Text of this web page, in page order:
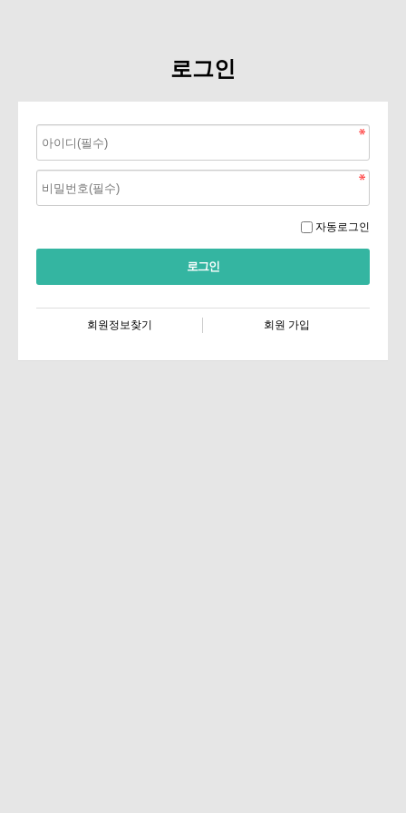
로그인
자동로그인
회원정보찾기 회원 가입